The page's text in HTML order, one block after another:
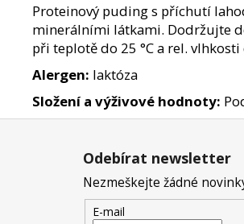
Proteinový puding s příchutí
minerálními látkami. Dodržujte
při teplotě do 25 °C a rel.
Alergen: laktóza
Složení a výživové hodnoty:
Odebírat newsletter
Nezmeškejte žádné
E-mail